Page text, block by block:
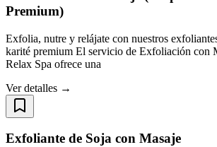
Premium)
Exfolia, nutre y relájate con nuestros
karité premium El servicio de Exfoliación con
Relax Spa ofrece una
Ver detalles →
Exfoliante de Soja con Masaje